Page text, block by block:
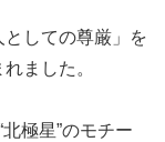
しての尊厳」を
ました。
極星”のモチー